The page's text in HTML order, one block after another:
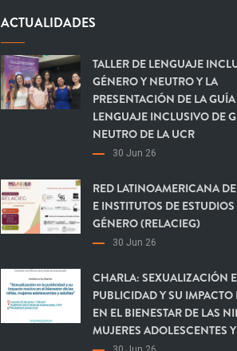
ACTUALIDADES
TALLER DE LENGUAJE
GÉNERO Y NEUTRO Y LA
PRESENTACIÓN DE LA
LENGUAJE INCLUSIVO DE
NEUTRO DE LA UCR
30 Jun 26
RED LATINOAMERICANA
E INSTITUTOS DE
GÉNERO (RELACIEG)
30 Jun 26
CHARLA: SEXUALIZACIÓN
PUBLICIDAD Y SU
EN EL BIENESTAR DE LAS
MUJERES ADOLESCENTES